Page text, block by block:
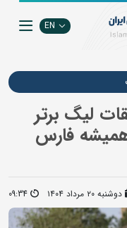
EN
لیگ برتر
فارس
دوشنبه ۲۰ مرداد ۱۴۰۴ 09:34